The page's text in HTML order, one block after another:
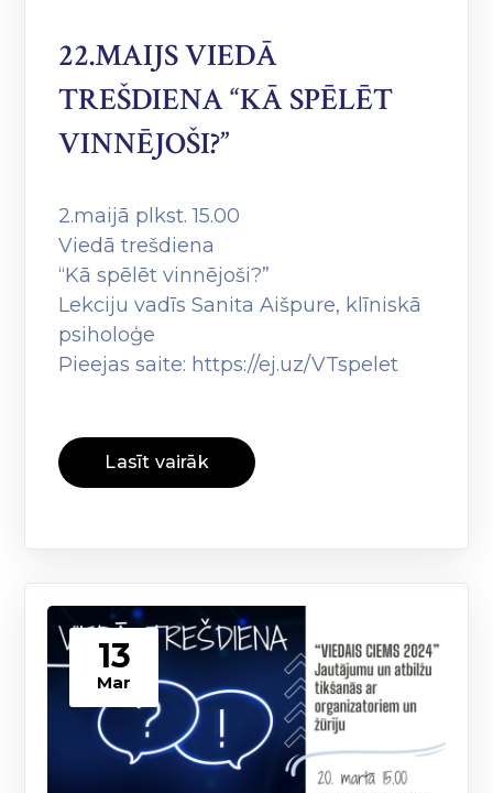
22.MAIJS VIEDĀ
TREŠDIENA “KĀ SPĒLĒT
VINNĒJOŠI?”
2.maijā plkst. 15.00
Viedā trešdiena
“Kā spēlēt vinnējoši?”
Lekciju vadīs Sanita Aišpure, klīniskā
psiholoģe
Pieejas saite: https://ej.uz/VTspelet
Lasīt vairāk
13
Mar